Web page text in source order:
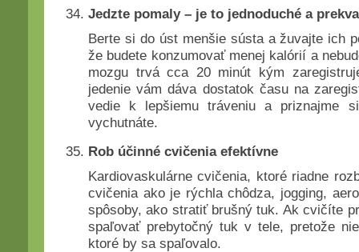
Jedzte pomaly – je to jednoduché a
Berte si do úst menšie sústa a žuvajte ich
že budete konzumovať menej kalórií a
mozgu trvá cca 20 minút kým
jedenie vám dáva dostatok času na
vedie k lepšiemu tráveniu a priznajme
vychutnáte.
Rob účinné cvičenia efektívne
Kardiovaskulárne cvičenia, ktoré riadne
cvičenia ako je rýchla chôdza, jogging,
spôsoby, ako stratiť brušný tuk. Ak cvičíte
spaľovať prebytočný tuk v tele, pretože
ktoré by sa spaľovalo.